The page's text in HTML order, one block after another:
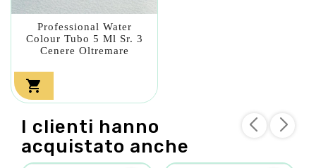
Professional Water
Colour Tubo 5 Ml Sr. 3
Cenere Oltremare

I clienti hanno
acquistato anche